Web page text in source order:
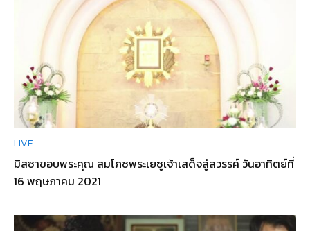
LIVE
มิสซาขอบพระคุณ สมโภชพระเยซูเจ้าเสด็จสู่สวรรค์ วันอาทิตย์ที่
16 พฤษภาคม 2021